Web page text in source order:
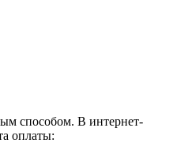
способом. В интернет-
оплаты: